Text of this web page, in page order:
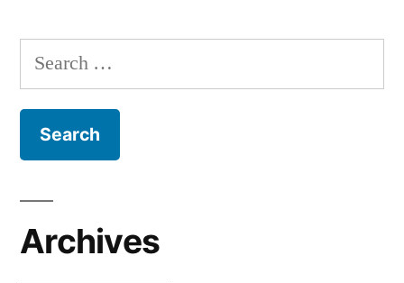
Search
for:
Archives